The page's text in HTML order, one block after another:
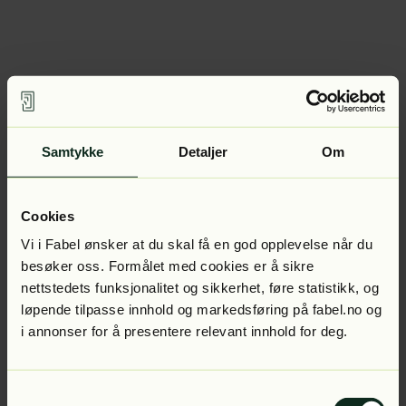
Samtykke Detaljer Om
Cookies
Vi i Fabel ønsker at du skal få en god opplevelse når du
besøker oss. Formålet med cookies er å sikre
nettstedets funksjonalitet og sikkerhet, føre statistikk, og
løpende tilpasse innhold og markedsføring på fabel.no og
i annonser for å presentere relevant innhold for deg.